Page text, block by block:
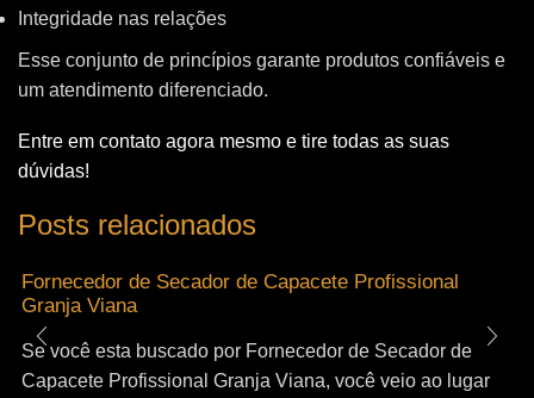
Integridade nas relações
Esse conjunto de princípios garante produtos confiáveis e
um atendimento diferenciado.
Entre em contato agora mesmo e tire todas as suas
dúvidas!
Posts relacionados
Fornecedor de Secador de Capacete Profissional
Granja Viana
Se você esta buscado por Fornecedor de Secador de
Capacete Profissional Granja Viana, você veio ao lugar